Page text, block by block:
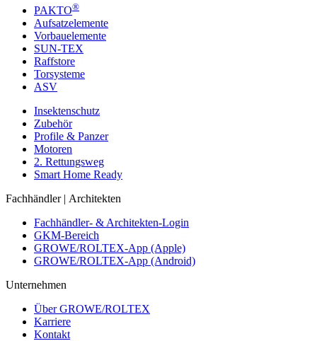
PAKTO®
Aufsatzelemente
Vorbauelemente
SUN-TEX
Raffstore
Torsysteme
ASV
Insektenschutz
Zubehör
Profile & Panzer
Motoren
2. Rettungsweg
Smart Home Ready
Fachhändler | Architekten
Fachhändler- & Architekten-Login
GKM-Bereich
GROWE/ROLTEX-App (Apple)
GROWE/ROLTEX-App (Android)
Unternehmen
Über GROWE/ROLTEX
Karriere
Kontakt